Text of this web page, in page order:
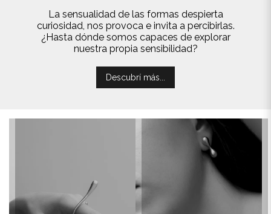
La sensualidad de las formas despierta
curiosidad, nos provoca e invita a percibirlas.
¿Hasta dónde somos capaces de explorar
nuestra propia sensibilidad?
Descubrí más...